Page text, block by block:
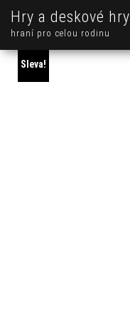
Hry a deskové hry
hraní pro celou rodinu
Sleva!